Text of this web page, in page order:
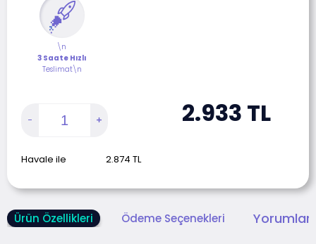
\n
3 Saate Hızlı
Teslimat\n
2.933 TL
Havale ile 2.874 TL
Ürün Özellikleri Ödeme Seçenekleri